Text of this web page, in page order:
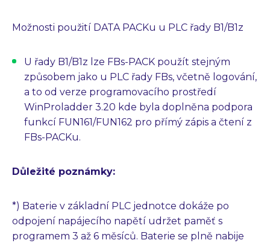
Možnosti použití DATA PACKu u PLC řady B1/B1z
U řady B1/B1z lze FBs-PACK použít stejným
způsobem jako u PLC řady FBs, včetně logování,
a to od verze programovacího prostředí
WinProladder 3.20 kde byla doplněna podpora
funkcí FUN161/FUN162 pro přímý zápis a čtení z
FBs-PACKu.
Důležité poznámky:
*) Baterie v základní PLC jednotce dokáže po
odpojení napájecího napětí udržet paměť s
programem 3 až 6 měsíců. Baterie se plně nabije